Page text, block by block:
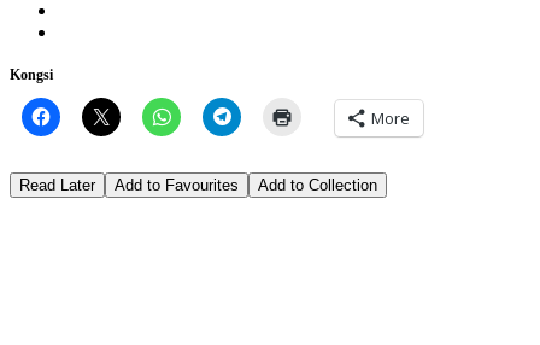
Kongsi
More
Read Later Add to Favourites Add to Collection